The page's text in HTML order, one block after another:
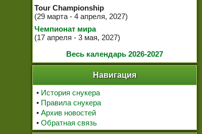
Tour Championship
(29 марта - 4 апреля, 2027)
Чемпионат мира
(17 апреля - 3 мая, 2027)
Весь календарь 2026-2027
Навигация
• История снукера
• Правила снукера
• Архив новостей
• Обратная связь